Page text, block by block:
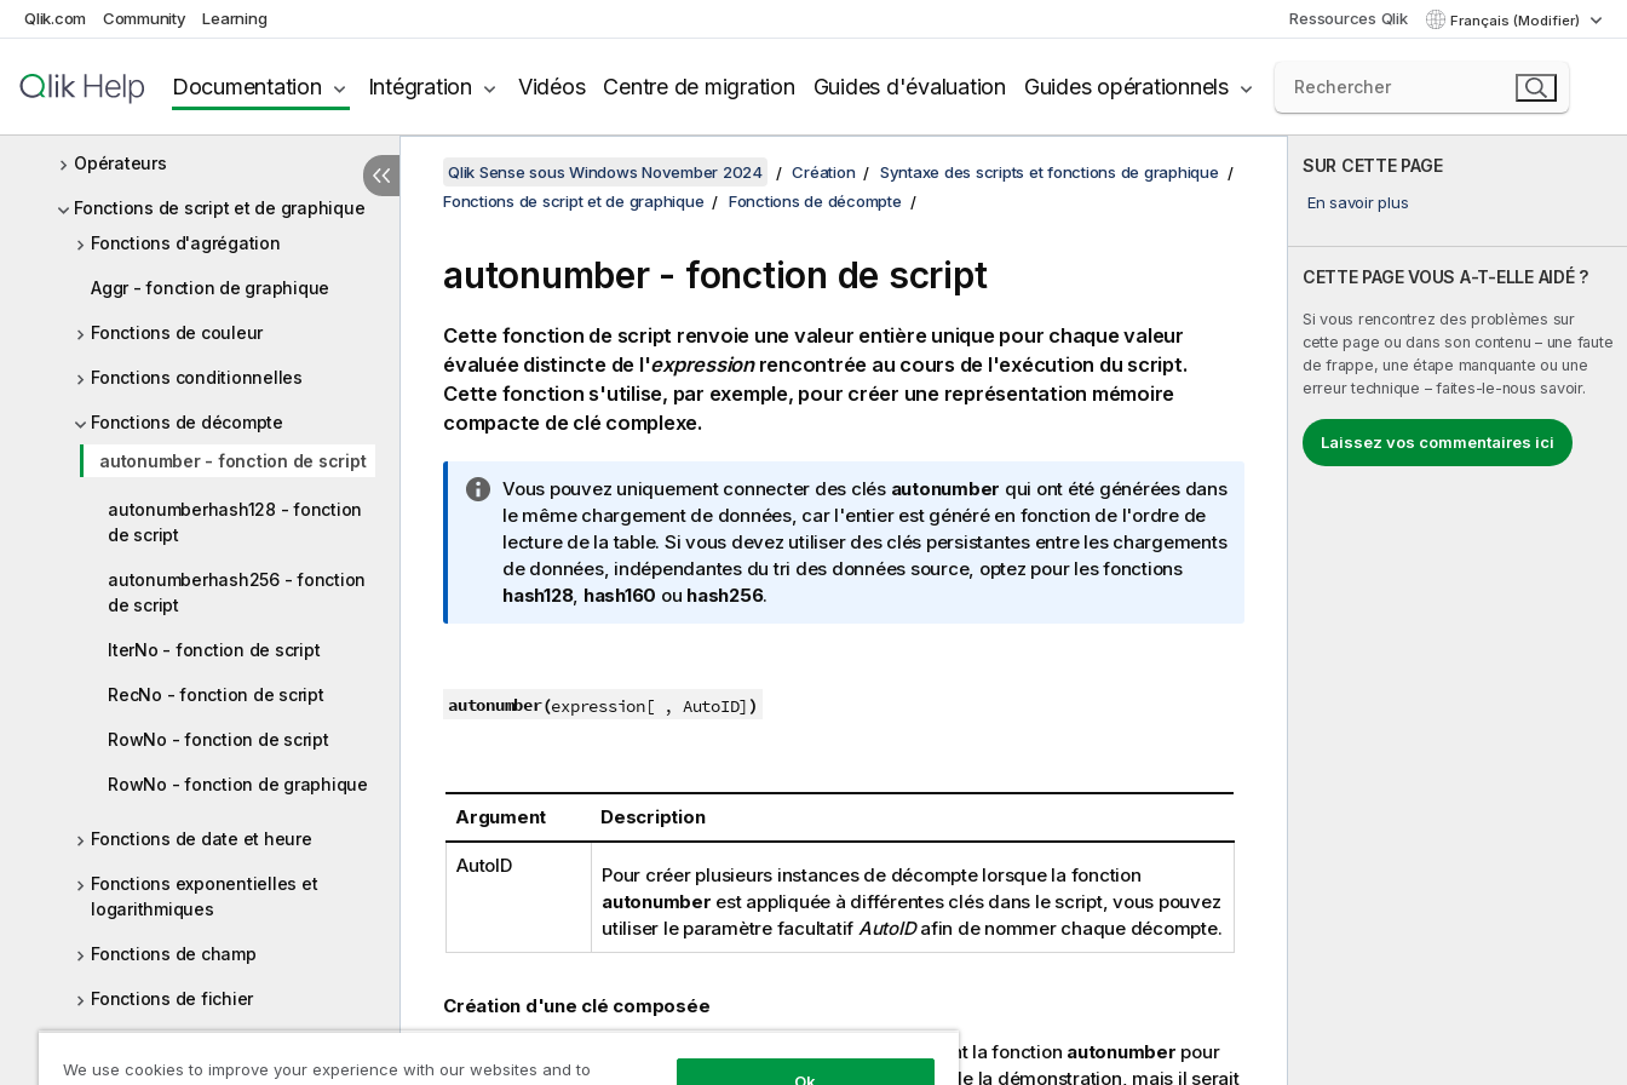
Qlik.com Community Learning Ressources Qlik Français (Modifier)
Documentation Intégration Vidéos Centre de migration Guides d'évaluation Guides opérationnels
l'éditeur de chargement de données
Expressions de script
Opérateurs
Fonctions de script et de graphique
Fonctions d'agrégation
Aggr - fonction de graphique
Fonctions de couleur
Fonctions conditionnelles
Fonctions de décompte
autonumber - fonction de script
autonumberhash128 - fonction
de script
autonumberhash256 - fonction
de script
IterNo - fonction de script
RecNo - fonction de script
RowNo - fonction de script
RowNo - fonction de graphique
Fonctions de date et heure
Fonctions exponentielles et
logarithmiques
Fonctions de champ
Fonctions de fichier
SUR CETTE PAGE
En savoir plus
CETTE PAGE VOUS A-T-ELLE AIDÉ ?
Si vous rencontrez des problèmes sur
cette page ou dans son contenu – une faute
de frappe, une étape manquante ou une
erreur technique – faites-le-nous savoir.
Laissez vos commentaires ici
Qlik Sense sous Windows November 2024 Création
Syntaxe des scripts et fonctions de graphique
Fonctions de script et de graphique
Fonctions de décompte
autonumber - fonction de script
Cette fonction de script renvoie une valeur entière unique pour chaque valeur
évaluée distincte de l'expressionrencontrée au cours de l'exécution du script.
Cette fonction s'utilise, par exemple, pour créer une représentation mémoire
compacte de clé complexe.
N
o
t
e
I
r
i
o
n
Vous pouvez uniquement connecter des clés autonumber qui ont été générées dans
le même chargement de données, car l'entier est généré en fonction de l'ordre de
lecture de la table. Si vous devez utiliser des clés persistantes entre les chargements
de données, indépendantes du tri des données source, optez pour les fonctions
hash128, hash160 ou hash256.
autonumber(expression[ , AutoID] )
Argument Description
AutoID
Pour créer plusieurs instances de décompte lorsque la fonction
autonumber est appliquée à différentes clés dans le script, vous pouvez
utiliser le paramètre facultatif AutoIDafin de nommer chaque décompte.
Création d'une clé composée
Dans cet exemple, nous créons une clé composée en utilisant la fonction autonumber pour
préserver la mémoire. L'exemple est court pour les besoins de la démonstration, mais il serait
We use cookies to improve your experience with our websites and to